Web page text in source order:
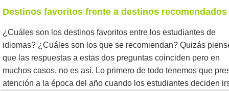
Destinos favoritos frente a destinos recomendados
¿Cuáles son los destinos favoritos entre los estudiantes de
idiomas? ¿Cuáles son los que se recomiendan? Quizás
que las respuestas a estas dos preguntas coinciden pero en
muchos casos, no es así. Lo primero de todo tenemos que
atención a la época del año cuando los estudiantes deciden